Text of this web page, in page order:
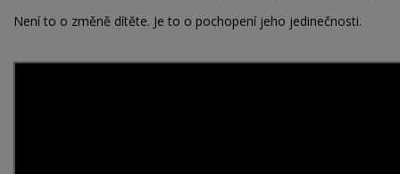
Není to o změně dítěte. Je to o pochopení jeho jedinečnosti.